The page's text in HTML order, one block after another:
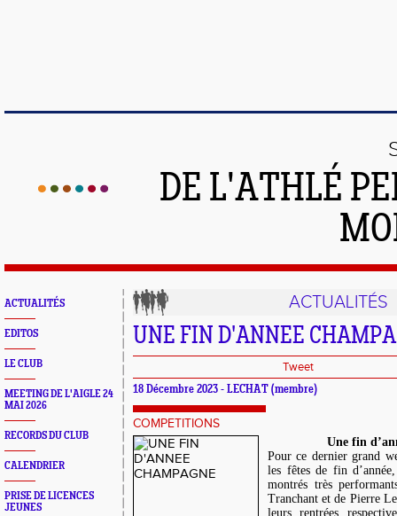
DE L'ATHLÉ
ACTUALITÉS
EDITOS
LE CLUB
MEETING DE L'AIGLE 24
MAI 2026
RECORDS DU CLUB
CALENDRIER
PRISE DE LICENCES
JEUNES
ACTUALITÉS
UNE FIN D'ANNEE
Tweet
18 Décembre 2023 - LECHAT (membre)
COMPETITIONS
Une fin
Pour ce dernier grand
les fêtes de fin
montrés très
Tranchant et de Pierre
leurs rentrées